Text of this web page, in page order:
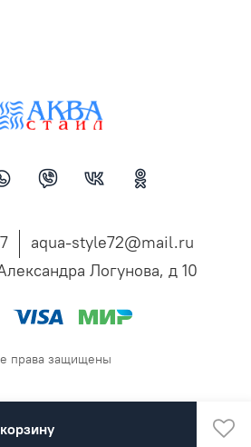
aqua-style72@mail.ru
Логунова, д 10
права защищены